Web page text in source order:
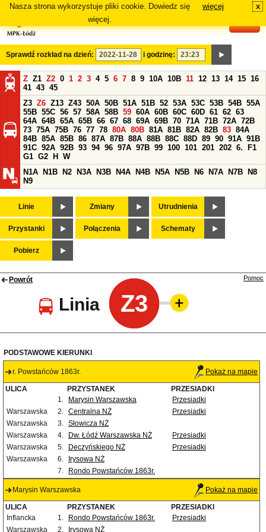
Nasza strona wykorzystuje pliki cookie. Dowiedz się
więcej.
więcej x
Sprawdź rozkład na dzień: i godzinę:
Z Z1 Z2 0 1 2 3 4 5 6 7 8 9 10A 10B 11 12 13 14 15 16
41 43 45
Z3 Z6 Z13 Z43 50A 50B 51A 51B 52 53A 53C 53B 54B 55A
55B 55C 56 57 58A 58B 59 60A 60B 60C 60D 61 62 63
64A 64B 65A 65B 66 67 68 69A 69B 70 71A 71B 72A 72B
73 75A 75B 76 77 78 80A 80B 81A 81B 82A 82B 83 84A
84B 85A 85B 86 87A 87B 88A 88B 88C 88D 89 90 91A 91B
91C 92A 92B 93 94 96 97A 97B 99 100 101 201 202 6.
F1
G1 G2 H
W
N1A
N1B N2 N3A N3B N4A N4B N5A N5B N6 N7A N7B
N8
N9
Linie Zmiany Utrudnienia
Przystanki Połączenia Schematy
Pobierz
Powrót
Linia Z3
Pomoc
PODSTAWOWE KIERUNKI
r. Powstańców 1863r. Pokaż na mapie
ULICA PRZYSTANEK
PRZESIADKI
1.
Marysin Warszawska
Przesiadki
Warszawska
2. Centralna NŻ
Przesiadki
Warszawska
3. Słowicza NŻ
Warszawska
4. Dw. Łódź Warszawska NŻ
Przesiadki
Warszawska
5. Deczyńskiego NŻ
Przesiadki
Warszawska
6.
Irysowa NŻ
7.
Rondo Powstańców 1863r.
Marysin Warszawska Pokaż na mapie
ULICA PRZYSTANEK
PRZESIADKI
Inflancka
1. Rondo Powstańców 1863r.
Przesiadki
Warszawska
2. Irysowa NŻ